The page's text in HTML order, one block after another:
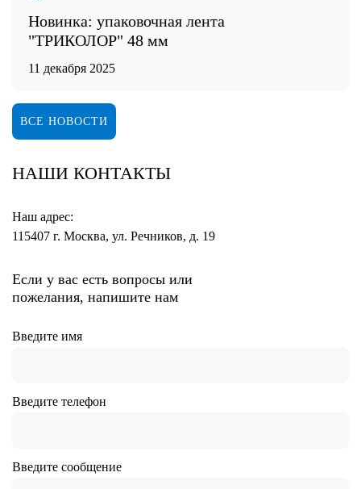
Новинка: упаковочная лента
"ТРИКОЛОР" 48 мм
11 декабря 2025
ВСЕ НОВОСТИ
НАШИ КОНТАКТЫ
Наш адрес:
115407 г. Москва, ул. Речников, д. 19
Если у вас есть вопросы или
пожелания, напишите нам
Введите имя
Введите телефон
Введите сообщение